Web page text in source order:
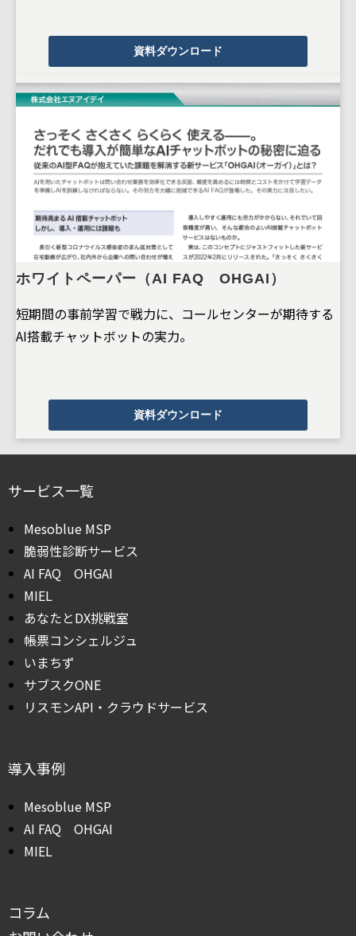
資料ダウンロード
ホワイトペーパー（AI FAQ OHGAI）
短期間の事前学習で戦力に、コールセンターが期待する
AI搭載チャットボットの実力。
資料ダウンロード
サービス一覧
Mesoblue MSP
脆弱性診断サービス
AI FAQ OHGAI
MIEL
あなたとDX挑戦室
帳票コンシェルジュ
いまちず
サブスクONE
リスモンAPI・クラウドサービス
導入事例
Mesoblue MSP
AI FAQ OHGAI
MIEL
コラム